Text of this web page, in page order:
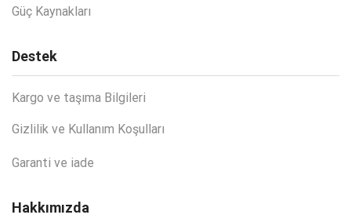
Güç Kaynakları
Destek
Kargo ve taşıma Bilgileri
Gizlilik ve Kullanım Koşulları
Garanti ve iade
Hakkımızda